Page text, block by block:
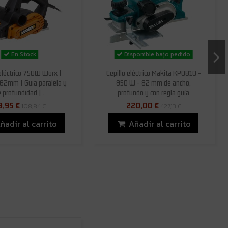
En Stock
750W Worx |
| Guia paralela y
profundidad |...
€108,84 €
al carrito
Disponible bajo pedido
Cepillo eléctrico Makita KP0810 -
850 W - 82 mm de ancho,
profundo y con regla guía
220,00 €427,13 €
Añadir al carrito